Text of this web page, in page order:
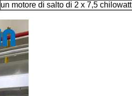
un motore di salto di 2 x 7,5 chilowatt